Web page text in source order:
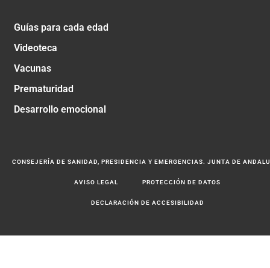
Guías para cada edad
Videoteca
Vacunas
Prematuridad
Desarrollo emocional
CONSEJERÍA DE SANIDAD, PRESIDENCIA Y EMERGENCIAS. JUNTA DE
AVISO LEGAL PROTECCIÓN DE DATOS
DECLARACIÓN DE ACCESIBILIDAD